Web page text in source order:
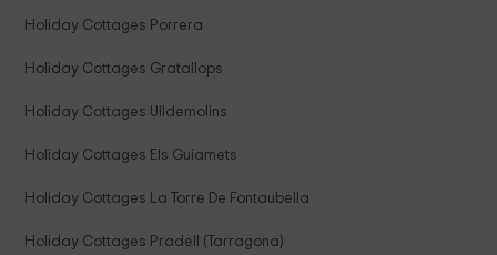
Holiday Cottages Porrera
Holiday Cottages Gratallops
Holiday Cottages Ulldemolins
Holiday Cottages Els Guiamets
Holiday Cottages La Torre De Fontaubella
Holiday Cottages Pradell (Tarragona)